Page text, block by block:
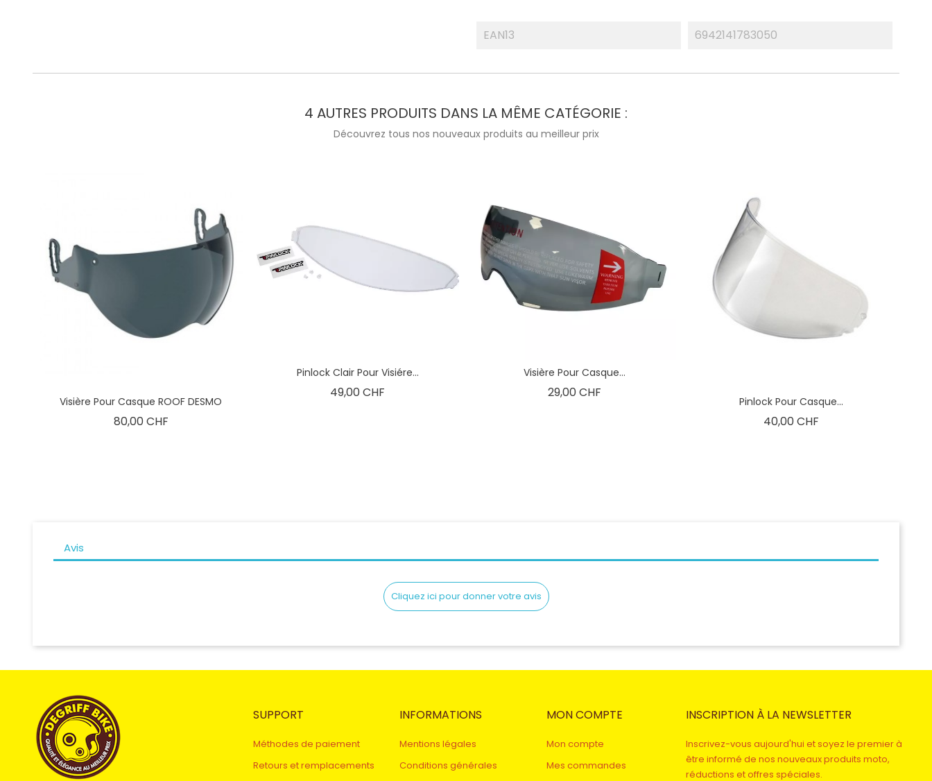
EAN13 6942141783050
4 AUTRES PRODUITS DANS LA MÊME CATÉGORIE :
Découvrez tous nos nouveaux produits au meilleur prix
Visière Pour Casque ROOF DESMO
80,00 CHFPrix
Pinlock Clair Pour Visiére...
49,00 CHF
Visière Pour Casque...
29,00 CHFPrix
Pinlock Pour Casque...
40,00 CHFPrix
Avis
Cliquez ici pour donner votre avis
SUPPORT
Méthodes de paiement
Retours et remplacements
INFORMATIONS
Mentions légales
Conditions générales
MON COMPTE
Mon compte
Mes commandes
INSCRIPTION À LA NEWSLETTER
Inscrivez-vous aujourd'hui et soyez le premier à
être informé de nos nouveaux produits moto,
réductions et offres spéciales.